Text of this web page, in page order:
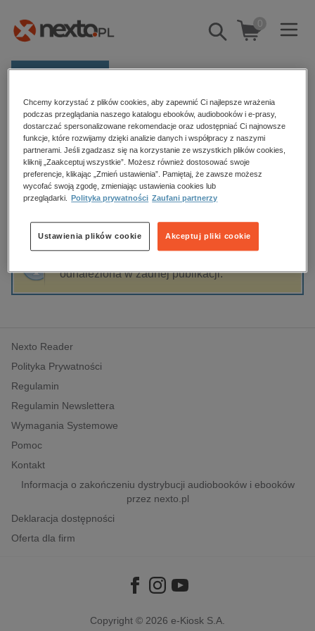
Pokaż/schowaj
wyszukiwarkę
0
Kategorie
Zobacz wszystkie E-prasa
budownictwo, aranżacja wnętrz
biznesowe, branżowe, gospodarka
dzienniki
edukacja
hobby, sport, rozrywka
komputery, internet, technologie, informatyka
polityka, społeczno-informacyjne
psychologiczne
inne
popularno-naukowe
historia
Strona główna Mhairi McFarlane
Mhairi McFarlane
Sortowanie Filtrowanie
odnaleziona w żadnej publikacji.
Nexto Reader
Polityka Prywatności
Regulamin
Regulamin Newslettera
Wymagania Systemowe
Pomoc
Kontakt
Informacja o zakończeniu dystrybucji audiobooków i ebooków
przez nexto.pl
Deklaracja dostępności
Oferta dla firm
Copyright © 2026 e-Kiosk S.A.
Chcemy korzystać z plików cookies, aby zapewnić Ci najlepsze wrażenia
podczas przeglądania naszego katalogu ebooków, audiobooków i e-prasy,
dostarczać spersonalizowane rekomendacje oraz udostępniać Ci najnowsze
funkcje, które rozwijamy dzięki analizie danych i współpracy z naszymi
partnerami. Jeśli zgadzasz się na korzystanie ze wszystkich plików cookies,
kliknij „Zaakceptuj wszystkie”. Możesz również dostosować swoje
preferencje, klikając „Zmień ustawienia”. Pamiętaj, że zawsze możesz
wycofać swoją zgodę, zmieniając ustawienia cookies lub
przeglądarki.
Polityka prywatności Zaufani partnerzy
Akceptuj pliki cookie
Ustawienia plików cookie